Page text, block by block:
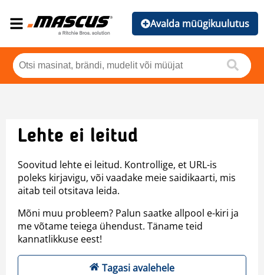
Avalda müügikuulutus
Lehte ei leitud
Soovitud lehte ei leitud. Kontrollige, et URL-is
poleks kirjavigu, või vaadake meie saidikaarti, mis
aitab teil otsitava leida.
Mõni muu probleem? Palun saatke allpool e-kiri ja
me võtame teiega ühendust. Täname teid
kannatlikkuse eest!
Tagasi avalehele